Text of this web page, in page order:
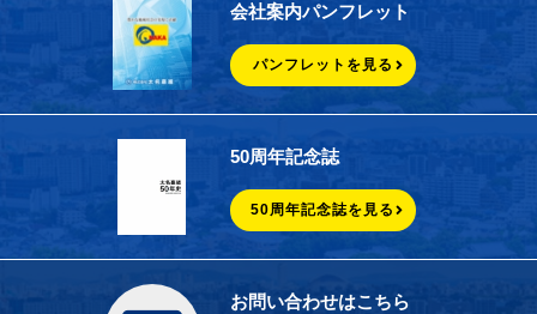
会社案内パンフレット
パンフレットを見る
50周年記念誌
50周年記念誌を見る
お問い合わせはこちら